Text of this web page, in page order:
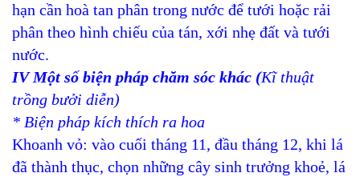
hạn cần hoà tan phân trong nước để tưới hoặc rải
phân theo hình chiếu của tán, xới nhẹ đất và tưới
nước.
IV Một số biện pháp chăm sóc khác (Kĩ thuật
trồng bưởi diễn)
* Biện pháp kích thích ra hoa
Khoanh vỏ: vào cuối tháng 11, đầu tháng 12, khi lá
đã thành thục, chọn những cây sinh trưởng khoẻ, lá